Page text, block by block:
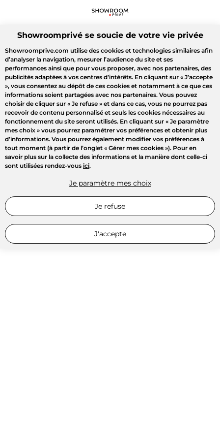
Showroomprivé se soucie de votre vie privée
Showroomprive.com utilise des cookies et technologies similaires afin
d’analyser la navigation, mesurer l’audience du site et ses
performances ainsi que pour vous proposer, avec nos partenaires, des
publicités adaptées à vos centres d’intérêts. En cliquant sur « J’accepte
», vous consentez au dépôt de ces cookies et notamment à ce que ces
informations soient partagées avec nos partenaires. Vous pouvez
choisir de cliquer sur « Je refuse » et dans ce cas, vous ne pourrez pas
recevoir de contenu personnalisé et seuls les cookies nécessaires au
fonctionnement du site seront utilisés. En cliquant sur « Je paramètre
mes choix » vous pourrez paramétrer vos préférences et obtenir plus
d’informations. Vous pourrez également modifier vos préférences à
tout moment (à partir de l’onglet « Gérer mes cookies »). Pour en
savoir plus sur la collecte des informations et la manière dont celle-ci
sont utilisées rendez-vous ici.
Je paramètre mes choix
Je refuse
J'accepte